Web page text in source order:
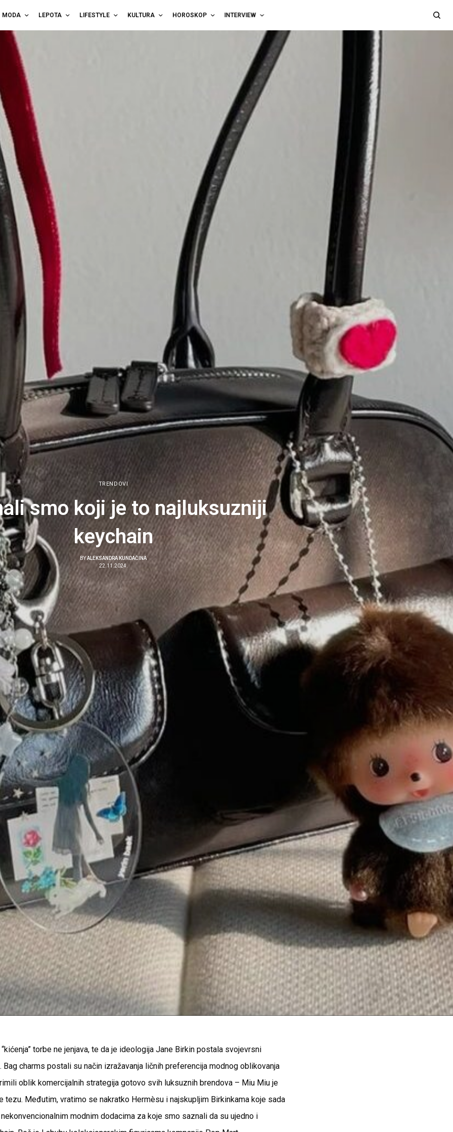
MODA LEPOTA LIFESTYLE KULTURA HOROSKOP INTERVIEW
TRENDOVI
smo koji je to najluksuzniji
keychain
BYALEKSANDRA KUNDAČINA
22.11.2024.
torbe ne jenjava, te da je ideologija Jane Birkin postala svojevrsni
Bag charms postali su način izražavanja ličnih preferencija modnog oblikovanja
oblik komercijalnih strategija gotovo svih luksuznih brendova – Miu Miu je
tezu. Međutim, vratimo se nakratko Hermèsu i najskupljim Birkinkama koje sada
modnim dodacima za koje smo saznali da su ujedno i